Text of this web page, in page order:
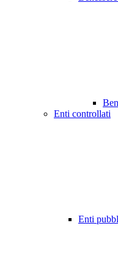
Enti controllati
Enti